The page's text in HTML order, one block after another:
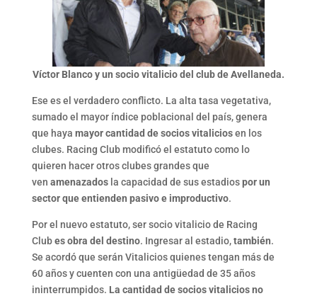
Víctor Blanco y un socio vitalicio del club de Avellaneda.
Ese es el verdadero conflicto. La alta tasa vegetativa,
sumado el mayor índice poblacional del país, genera
que haya mayor cantidad de socios vitaliciosen los
clubes. Racing Club modificó el estatuto como lo
quieren hacer otros clubes grandes que
ven amenazadosla capacidad de sus estadiospor un
sector que entienden pasivo e improductivo.
Por el nuevo estatuto, ser socio vitalicio de Racing
Clubes obra del destino. Ingresar al estadio,también.
Se acordó que serán Vitalicios quienes tengan más de
60 años y cuenten con una antigüedad de 35 años
ininterrumpidos. La cantidad de socios vitalicios no